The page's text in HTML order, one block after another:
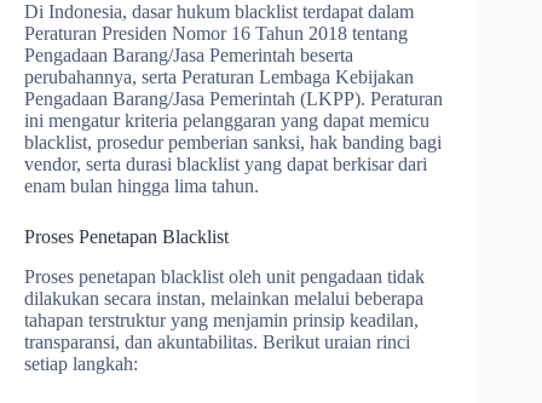
Di Indonesia, dasar hukum blacklist terdapat dalam
Peraturan Presiden Nomor 16 Tahun 2018 tentang
Pengadaan Barang/Jasa Pemerintah beserta
perubahannya, serta Peraturan Lembaga Kebijakan
Pengadaan Barang/Jasa Pemerintah (LKPP). Peraturan
ini mengatur kriteria pelanggaran yang dapat memicu
blacklist, prosedur pemberian sanksi, hak banding bagi
vendor, serta durasi blacklist yang dapat berkisar dari
enam bulan hingga lima tahun.
Proses Penetapan Blacklist
Proses penetapan blacklist oleh unit pengadaan tidak
dilakukan secara instan, melainkan melalui beberapa
tahapan terstruktur yang menjamin prinsip keadilan,
transparansi, dan akuntabilitas. Berikut uraian rinci
setiap langkah: